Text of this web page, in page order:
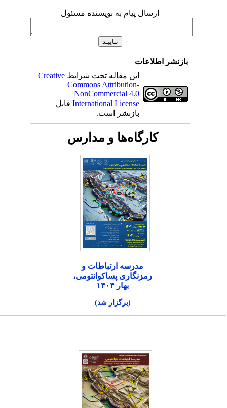
ارسال پیام به نویسنده مسئول
بازنشر اطلاعات
این مقاله تحت شرایطCreative
Commons Attribution-
NonCommercial 4.0
International Licenseقابل
بازنشر است.
کارگاه‌ها و مدارس
مدرسه ارتباطات و
رمزنگاری پساکوانتومی،
بهار ۱۴۰۴
(برگزار شد)